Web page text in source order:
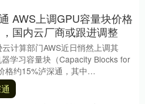
AWS上调GPU容量块价格
国内云厂商或跟进调整
云计算部门AWS近日悄然上调其
器学习容量块（Capacity Blocks for
格约15%泸深通，其中
实例每小....